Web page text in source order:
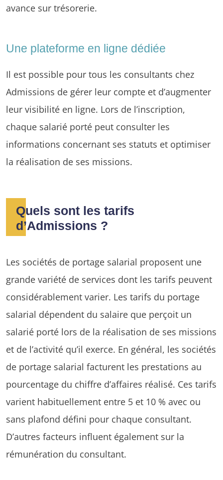
avance sur trésorerie.
Une plateforme en ligne dédiée
Il est possible pour tous les consultants chez
Admissions de gérer leur compte et d’augmenter
leur visibilité en ligne. Lors de l’inscription,
chaque salarié porté peut consulter les
informations concernant ses statuts et optimiser
la réalisation de ses missions.
Quels sont les tarifs
d’Admissions ?
Les sociétés de portage salarial proposent une
grande variété de services dont les tarifs peuvent
considérablement varier. Les tarifs du portage
salarial dépendent du salaire que perçoit un
salarié porté lors de la réalisation de ses missions
et de l’activité qu’il exerce. En général, les sociétés
de portage salarial facturent les prestations au
pourcentage du chiffre d’affaires réalisé. Ces tarifs
varient habituellement entre 5 et 10 % avec ou
sans plafond défini pour chaque consultant.
D’autres facteurs influent également sur la
rémunération du consultant.